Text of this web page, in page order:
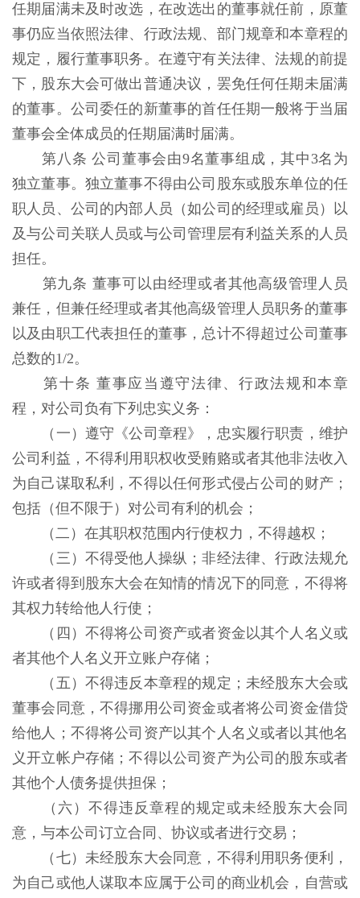
任期届满未及时改选，在改选出的董事就任前，原董
事仍应当依照法律、行政法规、部门规章和本章程的
规定，履行董事职务。在遵守有关法律、法规的前提
下，股东大会可做出普通决议，罢免任何任期未届满
的董事。公司委任的新董事的首任任期一般将于当届
董事会全体成员的任期届满时届满。
第八条 公司董事会由9名董事组成，其中3名为
独立董事。独立董事不得由公司股东或股东单位的任
职人员、公司的内部人员（如公司的经理或雇员）以
及与公司关联人员或与公司管理层有利益关系的人员
担任。
第九条 董事可以由经理或者其他高级管理人员
兼任，但兼任经理或者其他高级管理人员职务的董事
以及由职工代表担任的董事，总计不得超过公司董事
总数的1/2。
第十条 董事应当遵守法律、行政法规和本章
程，对公司负有下列忠实义务：
（一）遵守《公司章程》，忠实履行职责，维护
公司利益，不得利用职权收受贿赂或者其他非法收入
为自己谋取私利，不得以任何形式侵占公司的财产；
包括（但不限于）对公司有利的机会；
（二）在其职权范围内行使权力，不得越权；
（三）不得受他人操纵；非经法律、行政法规允
许或者得到股东大会在知情的情况下的同意，不得将
其权力转给他人行使；
（四）不得将公司资产或者资金以其个人名义或
者其他个人名义开立账户存储；
（五）不得违反本章程的规定；未经股东大会或
董事会同意，不得挪用公司资金或者将公司资金借贷
给他人；不得将公司资产以其个人名义或者以其他名
义开立帐户存储；不得以公司资产为公司的股东或者
其他个人债务提供担保；
（六）不得违反章程的规定或未经股东大会同
意，与本公司订立合同、协议或者进行交易；
（七）未经股东大会同意，不得利用职务便利，
为自己或他人谋取本应属于公司的商业机会，自营或